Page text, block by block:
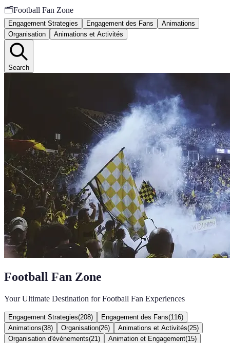
🗂️Football Fan Zone
Engagement Strategies Engagement des Fans
Animations
Organisation
Animations et Activités
Search
Football Fan Zone
Your Ultimate Destination for Football Fan Experiences
Engagement Strategies(208) Engagement des Fans(116)
Animations(38) Organisation(26) Animations et Activités(25)
Organisation d'événements(21 ) Animation et Engagement(15)